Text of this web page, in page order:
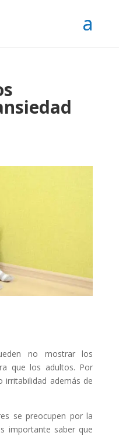
no mostrar los
que los adultos. Por
además de
se preocupen por la
importante saber que